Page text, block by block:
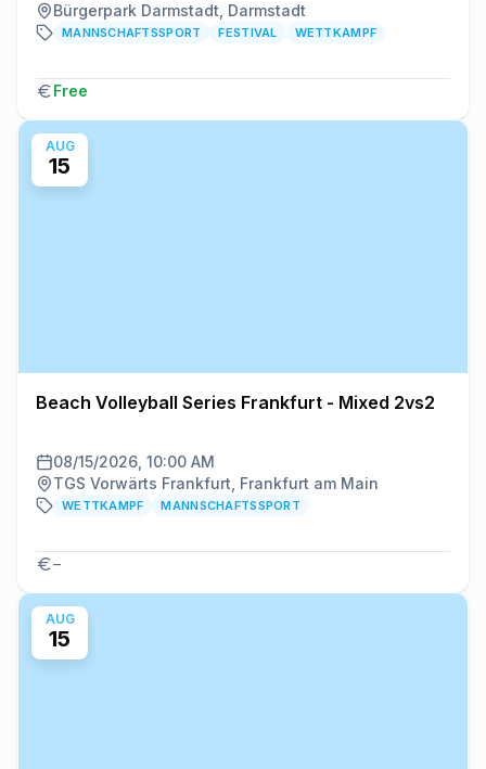
Bürgerpark Darmstadt, Darmstadt
MANNSCHAFTSSPORT FESTIVAL WETTKAMPF
Free
AUG
15
Beach Volleyball Series Frankfurt - Mixed 2vs2
08/15/2026, 10:00 AM
TGS Vorwärts Frankfurt, Frankfurt am Main
WETTKAMPF MANNSCHAFTSSPORT
–
AUG
15